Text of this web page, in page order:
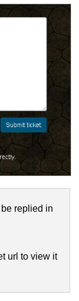
replied in
url to view it